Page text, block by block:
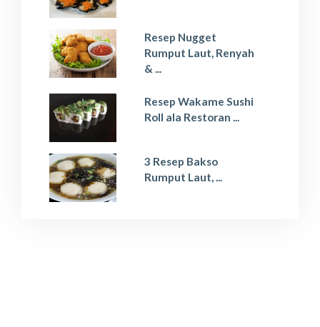
Resep Nugget
Rumput Laut, Renyah
& ...
Resep Wakame Sushi
Roll ala Restoran ...
3 Resep Bakso
Rumput Laut, ...